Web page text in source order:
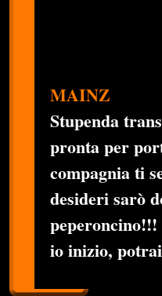
MAINZ
Stupenda
pronta per
compagnia ti
desideri sarò
io inizio,